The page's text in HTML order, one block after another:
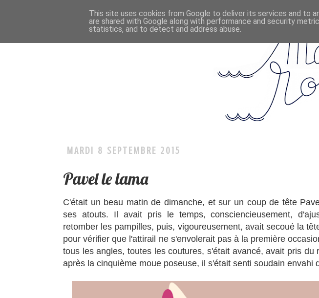
MARDI 8 SEPTEMBRE 2015
Pavel le lama
C'était un beau matin de dimanche, et sur un coup de tête
ses atouts. Il avait pris le temps, consciencieusement,
retomber les pampilles, puis, vigoureusement, avait secoué la
pour vérifier que l'attirail ne s'envolerait pas à la première
tous les angles, toutes les coutures, s'était avancé, avait pris du
après la cinquième moue poseuse, il s'était senti soudain envahi
This site uses cookies from Google to deliver its services and to
are shared with Google along with performance and security
statistics, and to detect and address abuse.